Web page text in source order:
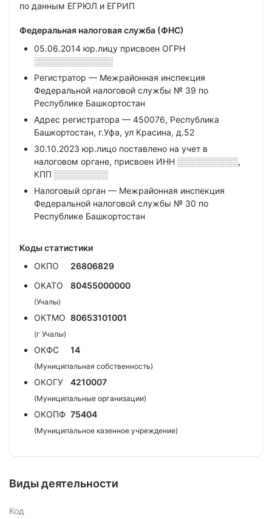
по данным ЕГРЮЛ и ЕГРИП
Федеральная налоговая служба (ФНС)
05.06.2014 юр.лицу присвоен ОГРН
░░░░░░░░░░░░░
Регистратор — Межрайонная инспекция
Федеральной налоговой службы № 39 по
Республике Башкортостан
Адрес регистратора — 450076, Республика
Башкортостан, г.Уфа, ул Красина, д.52
30.10.2023 юр.лицо поставлено на учет в
налоговом органе, присвоен ИНН ░░░░░░░░░░,
КПП ░░░░░░░░░
Налоговый орган — Межрайонная инспекция
Федеральной налоговой службы № 30 по
Республике Башкортостан
Коды статистики
ОКПО
26806829
ОКАТО
80455000000
(Учалы)
ОКТМО 80653101001
(г Учалы)
ОКФС 14
(Муниципальная собственность)
ОКОГУ 4210007
(Муниципальные организации)
ОКОПФ 75404
(Муниципальное казенное учреждение)
Виды деятельности
Код